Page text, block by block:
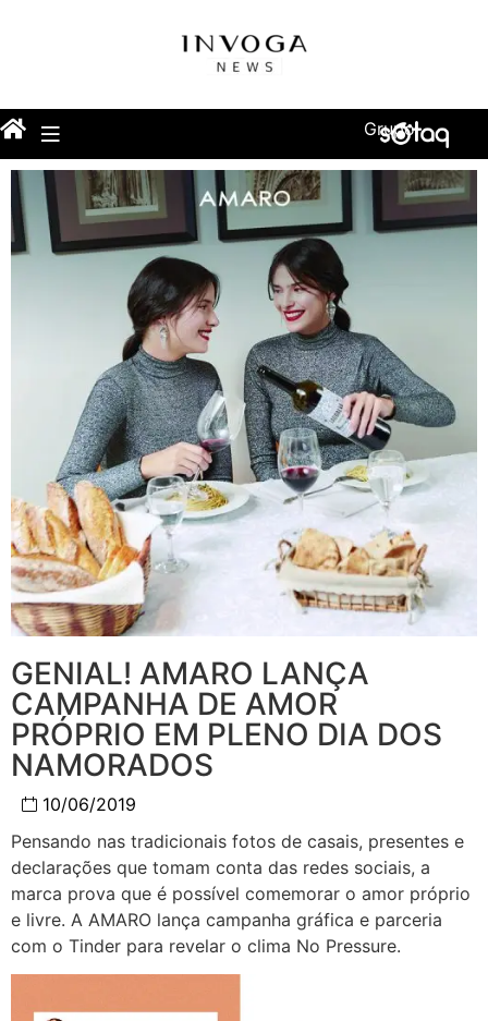
Grupo
GENIAL! AMARO LANÇA
CAMPANHA DE AMOR
PRÓPRIO EM PLENO DIA DOS
NAMORADOS
10/06/2019
Pensando nas tradicionais fotos de casais, presentes e
declarações que tomam conta das redes sociais, a
marca prova que é possível comemorar o amor próprio
e livre. A AMARO lança campanha gráfica e parceria
com o Tinder para revelar o clima No Pressure.